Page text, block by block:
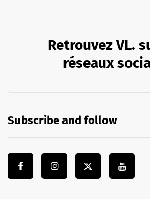
Retrouvez VL.
réseaux
Subscribe and follow